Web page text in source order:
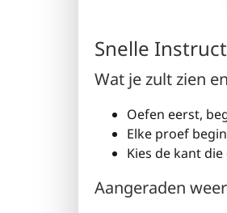
Snelle
Wat je zult zien
Oefen eerst,
Elke proef
Kies de kant
Aangeraden